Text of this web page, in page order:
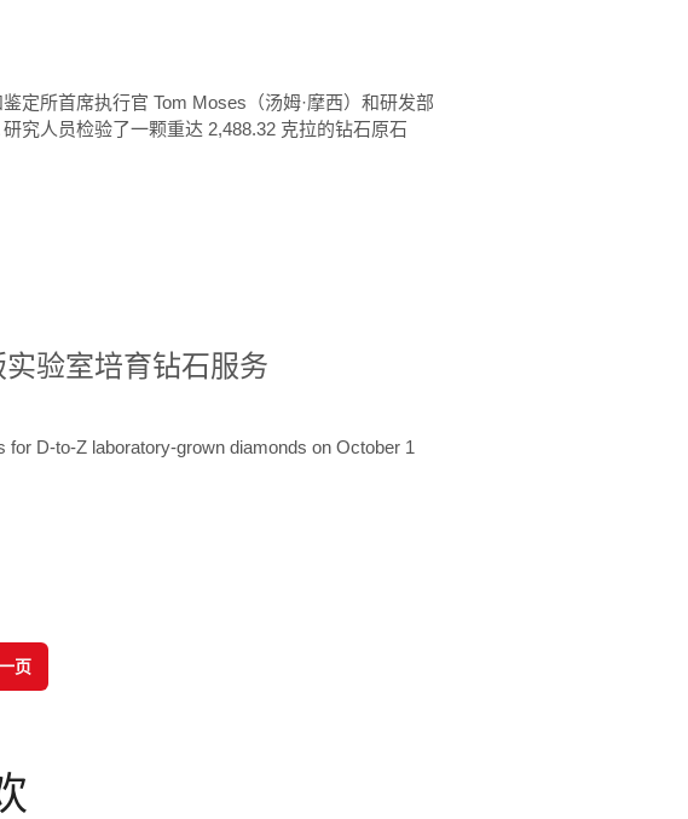
定所首席执行官 Tom Moses（汤姆·摩西）和研发部
究人员检验了一颗重达 2,488.32 克拉的钻石原石
实验室培育钻石服务
D-to-Z laboratory-grown diamonds on October 1
页